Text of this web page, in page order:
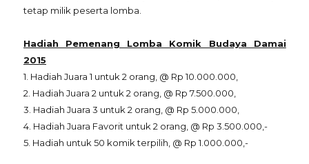
tetap milik peserta lomba.
Hadiah Pemenang Lomba Komik Budaya Damai
2015
1. Hadiah Juara 1 untuk 2 orang, @ Rp 10.000.000,
2. Hadiah Juara 2 untuk 2 orang, @ Rp 7.500.000,
3. Hadiah Juara 3 untuk 2 orang, @ Rp 5.000.000,
4. Hadiah Juara Favorit untuk 2 orang, @ Rp 3.500.000,-
5. Hadiah untuk 50 komik terpilih, @ Rp 1.000.000,-